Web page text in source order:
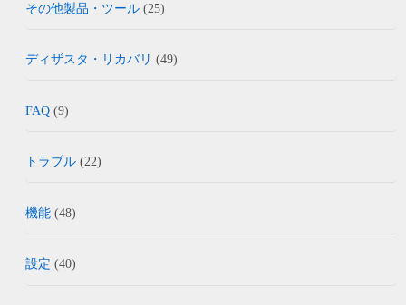
その他製品・ツール (25)
ディザスタ・リカバリ (49)
FAQ (9)
トラブル (22)
機能 (48)
設定 (40)